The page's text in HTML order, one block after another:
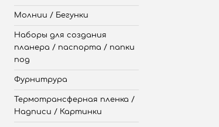
Молнии / Бегунки
Наборы для создания
планера / паспорта / папки
под
Фурнитрура
Термотрансферная пленка /
Надписи / Картинки